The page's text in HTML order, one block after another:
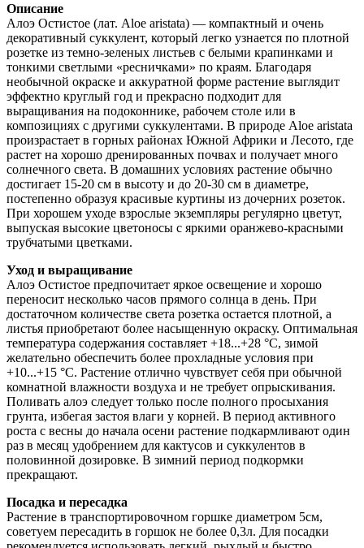
Описание
Алоэ Остистое (лат. Aloe aristata) — компактный и очень
декоративный суккулент, который легко узнается по плотной
розетке из темно-зеленых листьев с белыми крапинками и
тонкими светлыми «ресничками» по краям. Благодаря
необычной окраске и аккуратной форме растение выглядит
эффектно круглый год и прекрасно подходит для
выращивания на подоконнике, рабочем столе или в
композициях с другими суккулентами. В природе Aloe aristata
произрастает в горных районах Южной Африки и Лесото, где
растет на хорошо дренированных почвах и получает много
солнечного света. В домашних условиях растение обычно
достигает 15-20 см в высоту и до 20-30 см в диаметре,
постепенно образуя красивые куртины из дочерних розеток.
При хорошем уходе взрослые экземпляры регулярно цветут,
выпуская высокие цветоносы с яркими оранжево-красными
трубчатыми цветками.
Уход и выращивание
Алоэ Остистое предпочитает яркое освещение и хорошо
переносит несколько часов прямого солнца в день. При
достаточном количестве света розетка остается плотной, а
листья приобретают более насыщенную окраску. Оптимальная
температура содержания составляет +18...+28 °C, зимой
желательно обеспечить более прохладные условия при
+10...+15 °C. Растение отлично чувствует себя при обычной
комнатной влажности воздуха и не требует опрыскивания.
Поливать алоэ следует только после полного просыхания
грунта, избегая застоя влаги у корней. В период активного
роста с весны до начала осени растение подкармливают один
раз в месяц удобрением для кактусов и суккулентов в
половинной дозировке. В зимний период подкормки
прекращают.
Посадка и пересадка
Растение в транспортировочном горшке диаметром 5см,
советуем пересадить в горшок не более 0,3л. Для посадки